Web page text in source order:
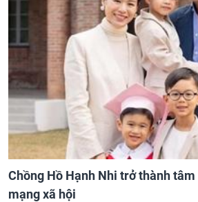
Chồng Hồ Hạnh Nhi trở thành
mạng xã hội